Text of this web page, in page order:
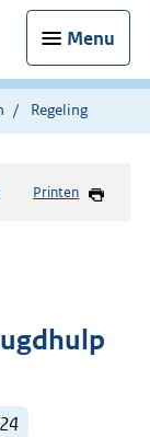
Menu
Regeling
Printen